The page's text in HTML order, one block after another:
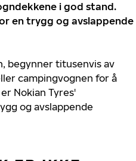
i god stand.
en trygg og avslappende
begynner titusenvis av
campingvognen for å
Nokian Tyres'
og avslappende